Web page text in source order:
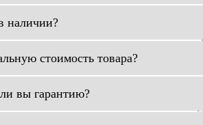
наличии?
стоимость товара?
вы гарантию?